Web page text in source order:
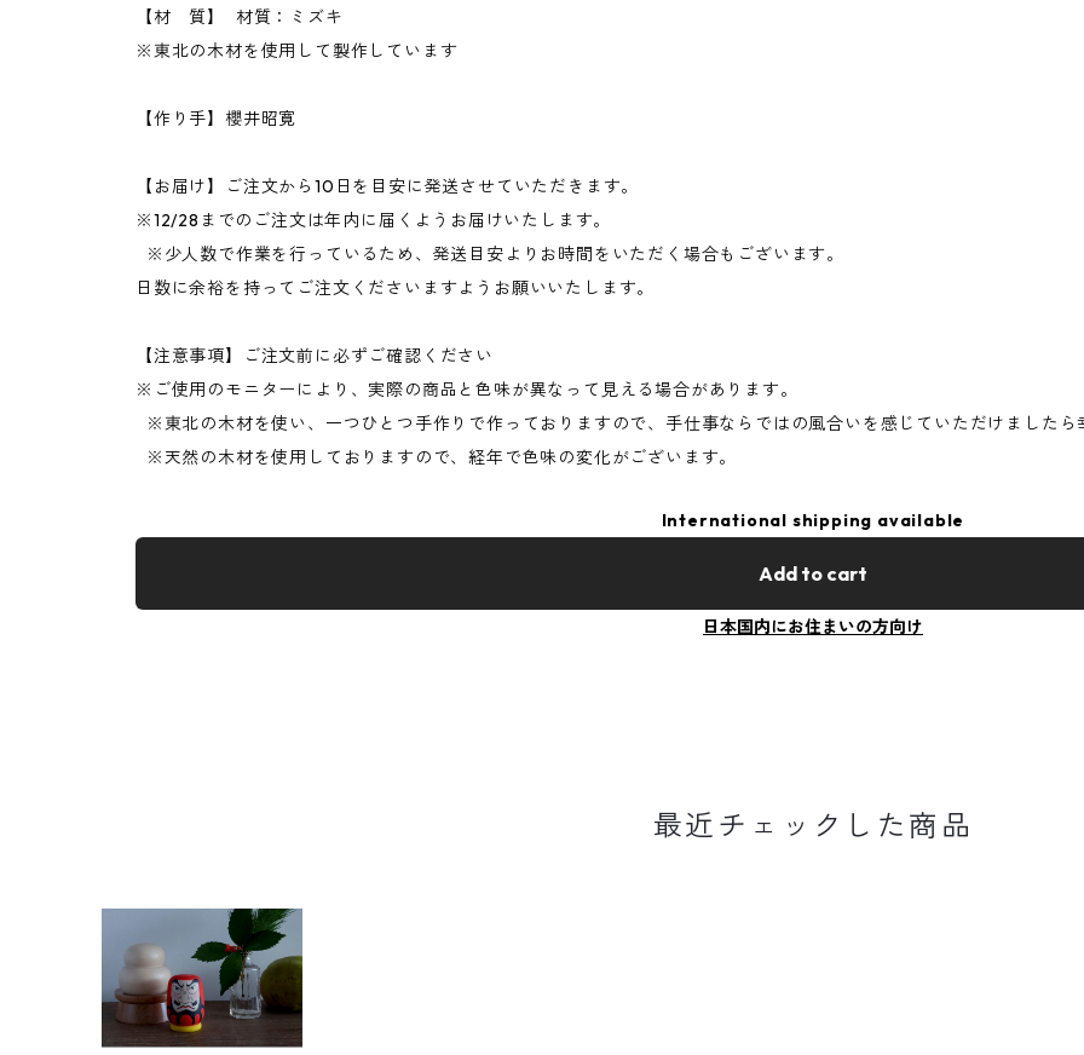
【材 質】 材質：ミズキ
※東北の木材を使用して製作しています
【作り手】櫻井昭寛
【お届け】ご注文から10日を目安に発送させていただきます。
※12/28までのご注文は年内に届くようお届けいたします。
※少人数で作業を行っているため、発送目安よりお時間をいただく場合もございます。
日数に余裕を持ってご注文くださいますようお願いいたします。
【注意事項】ご注文前に必ずご確認ください
※ご使用のモニターにより、実際の商品と色味が異なって見える場合があります。
※東北の木材を使い、一つひとつ手作りで作っておりますので、手仕事ならではの風合いを感じていただけましたら
※天然の木材を使用しておりますので、経年で色味の変化がございます。
International shipping available
Add to cart
日本国内にお住まいの方向け
最近チェックした商品